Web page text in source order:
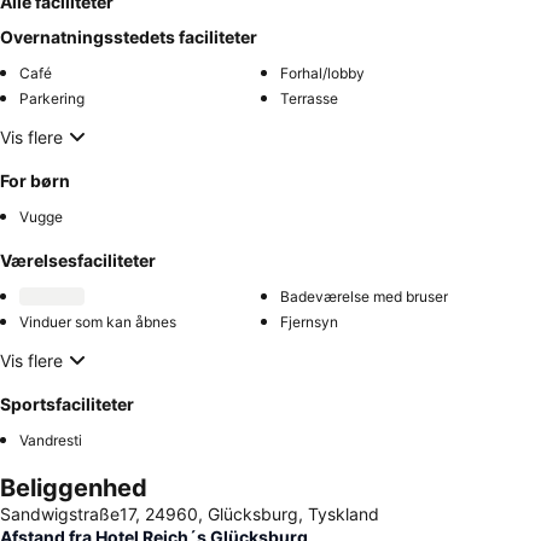
Overnatningsstedets faciliteter
Café
Forhal/lobby
Parkering
Terrasse
Vis flere
For børn
Vugge
Værelsesfaciliteter
Badeværelse med bruser
Vinduer som kan åbnes
Fjernsyn
Vis flere
Sportsfaciliteter
Vandresti
Beliggenhed
Sandwigstraße17, 24960, Glücksburg, Tyskland
Afstand fra Hotel Reich´s Glücksburg